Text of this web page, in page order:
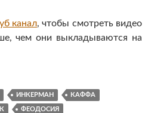
канал, чтобы смотреть видео
чем они выкладываются на
ИНКЕРМАН КАФФА
ФЕОДОСИЯ